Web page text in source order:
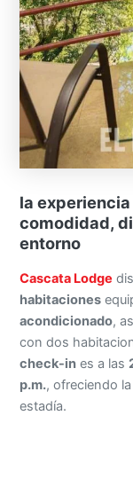
la
comodidad,
entorno
Cascata Lodge
habitaciones
acondicionado,
con dos
check-in es a las
p.m., ofreciendo
estadía.